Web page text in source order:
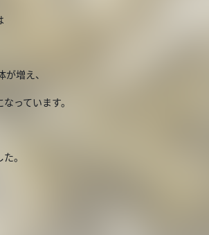
増え、
っています。
。